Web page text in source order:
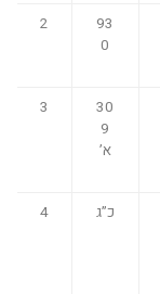
93
0
2
30
9
א’
3
כ”ג 4